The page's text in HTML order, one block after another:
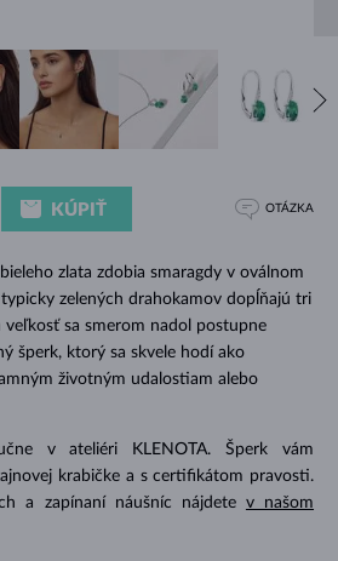
zlata zdobia smaragdy v oválnom
zelených drahokamov dopĺňajú tri
sa smerom nadol postupne
šperk, ktorý sa skvele hodí ako
životným udalostiam alebo
v ateliéri KLENOTA. Šperk vám
krabičke a s certifikátom pravosti.
a zapínaní náušníc nájdete v našom
KÚPIŤ OTÁZKA